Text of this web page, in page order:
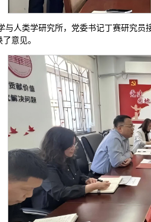
与人类学研究所，党委书记丁赛研究
意见。